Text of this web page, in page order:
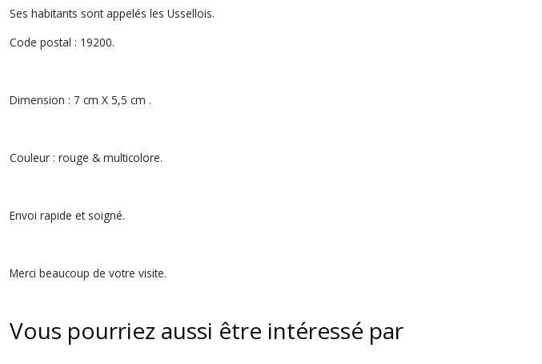
Ses habitants sont appelés les Ussellois.
Code postal : 19200.
Dimension : 7 cm X 5,5 cm .
Couleur : rouge & multicolore.
Envoi rapide et soigné.
Merci beaucoup de votre visite.
Vous pourriez aussi être intéressé par